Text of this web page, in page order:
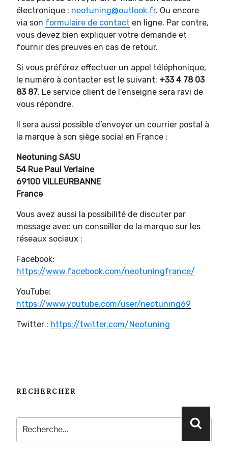
électronique : neotuning@outlook.fr. Ou encore
via son formulaire de contact en ligne. Par contre,
vous devez bien expliquer votre demande et
fournir des preuves en cas de retour.
Si vous préférez effectuer un appel téléphonique,
le numéro à contacter est le suivant: +33 4 78 03
83 87. Le service client de l’enseigne sera ravi de
vous répondre.
Il sera aussi possible d’envoyer un courrier postal à
la marque à son siège social en France :
Neotuning SASU
54 Rue Paul Verlaine
69100 VILLEURBANNE
France
Vous avez aussi la possibilité de discuter par
message avec un conseiller de la marque sur les
réseaux sociaux :
Facebook:
https://www.facebook.com/neotuningfrance/
YouTube:
https://www.youtube.com/user/neotuning69
Twitter : https://twitter.com/Neotuning
RECHERCHER
Recherche
pour
: